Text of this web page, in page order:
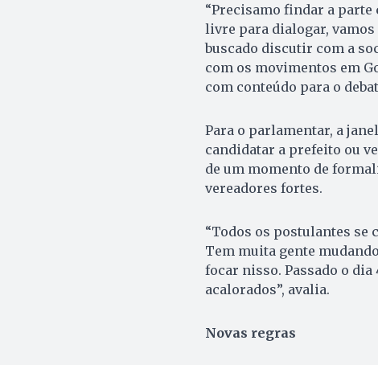
“Precisamo findar a parte
livre para dialogar,
buscado discutir com a
com os movimentos em
com conteúdo para o
Para o parlamentar, a
candidatar a prefeito ou
de um momento de
vereadores fortes.
“Todos os postulantes
Tem muita gente
focar nisso. Passado o
acalorados”, avalia.
Novas regras